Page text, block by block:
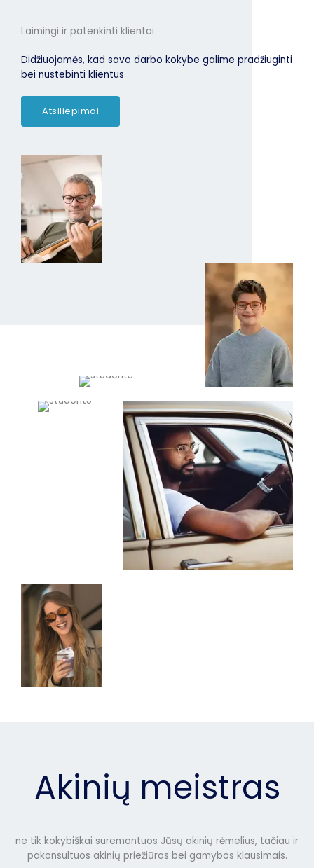
Laimingi ir patenkinti klientai
Didžiuojamės, kad savo darbo kokybe galime pradžiuginti
bei nustebinti klientus
Atsiliepimai
Akinių meistras
ne tik kokybiškai suremontuos Jūsų akinių rėmelius, tačiau ir
pakonsultuos akinių priežiūros bei gamybos klausimais.